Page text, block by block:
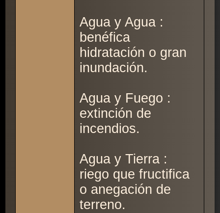
Agua y Agua :
benéfica
hidratación o gran
inundación.
Agua y Fuego :
extinción de
incendios.
Agua y Tierra :
riego que fructifica
o anegación de
terreno.